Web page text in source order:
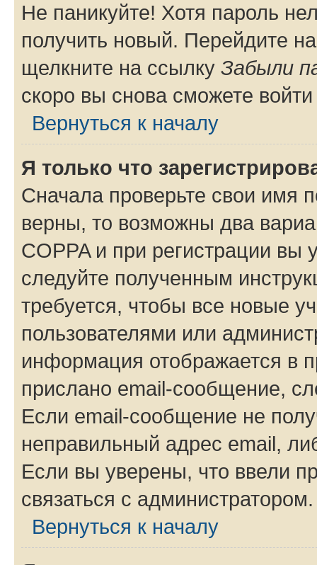
Не паникуйте! Хотя пароль
получить новый. Перейдите
щелкните на ссылку Забыли
скоро вы снова сможете
Вернуться к началу
Я только что
Сначала проверьте свои имя
верны, то возможны два
COPPA и при регистрации вы
следуйте полученным
требуется, чтобы все новые
пользователями или
информация отображается в
прислано email-сообщение,
Если email-сообщение не
неправильный адрес email,
Если вы уверены, что ввели
связаться с администратором.
Вернуться к началу